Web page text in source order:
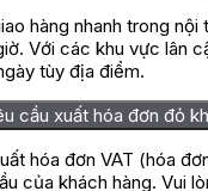
hàng nhanh trong nội
Với các khu vực lân
tùy địa điểm.
cầu xuất hóa đơn đỏ
hóa đơn VAT (hóa
của khách hàng. Vui